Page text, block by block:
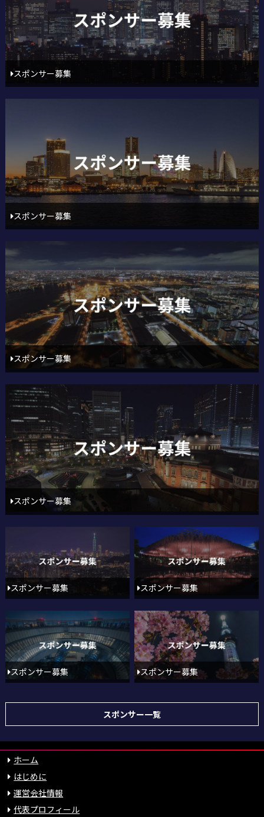
スポンサー募集
スポンサー募集
スポンサー募集
スポンサー募集
スポンサー募集 スポンサー募集
スポンサー募集 スポンサー募集
スポンサー一覧
ホーム
はじめに
運営会社情報
代表プロフィール